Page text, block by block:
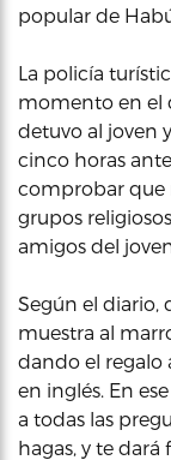
popular de
La policía
momento en el
detuvo al joven
cinco horas
comprobar que
grupos
amigos del
Según el
muestra al
dando el regalo
en inglés. En
a todas las
hagas, y te dará